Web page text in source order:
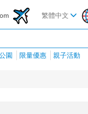
繁體中文
園 限量優惠 親子活動